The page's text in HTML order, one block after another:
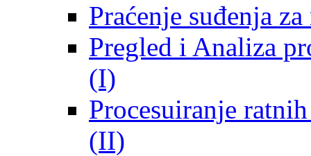
Praćenje suđenja
Pregled i Analiza
(I)
Procesuiranje
(II)